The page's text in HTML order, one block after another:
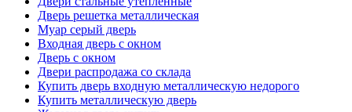
Дверь решетка металлическая
Муар серый дверь
Входная дверь с окном
Дверь с окном
Двери распродажа со склада
Купить дверь входную металлическую недорого
Купить металлическую дверь